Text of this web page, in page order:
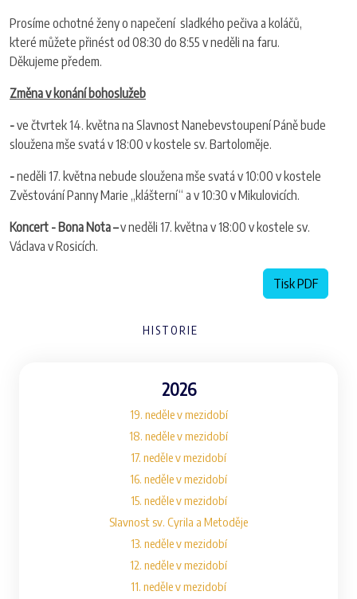
Prosíme ochotné ženy o napečení sladkého pečiva a koláčů,
které můžete přinést od 08:30 do 8:55 v neděli na faru.
Děkujeme předem.
Změna v konání bohoslužeb
-ve čtvrtek 14. května na Slavnost Nanebevstoupení Páně bude
sloužena mše svatá v 18:00 v kostele sv. Bartoloměje.
-neděli 17. května nebude sloužena mše svatá v 10:00 v kostele
Zvěstování Panny Marie „klášterní“ a v 10:30 v Mikulovicích.
Koncert - Bona Nota –v neděli 17. května v 18:00 v kostele sv.
Václava v Rosicích.
Tisk PDF
HISTORIE
2026
19. neděle v mezidobí
18. neděle v mezidobí
17. neděle v mezidobí
16. neděle v mezidobí
15. neděle v mezidobí
Slavnost sv. Cyrila a Metoděje
13. neděle v mezidobí
12. neděle v mezidobí
11. neděle v mezidobí